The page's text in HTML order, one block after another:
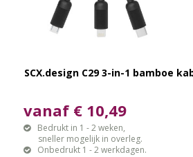
SCX.design C29 3-in-1 bamboe
vanaf € 10,49
Bedrukt in 1 - 2 weken,
sneller mogelijk in overleg.
Onbedrukt 1 - 2 werkdagen.